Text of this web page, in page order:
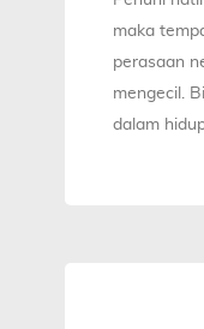
maka
perasaan
mengecil.
dalam